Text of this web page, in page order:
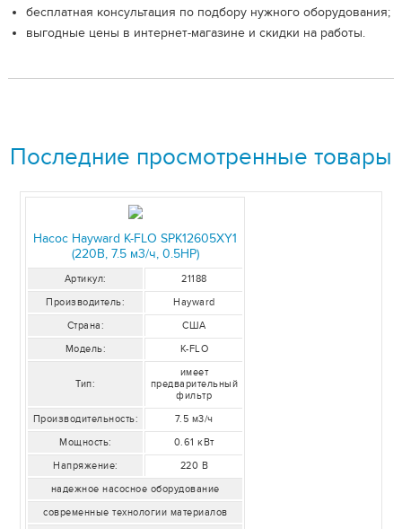
бесплатная консультация по подбору нужного оборудования;
выгодные цены в интернет-магазине и скидки на работы.
Последние просмотренные товары
Насос Hayward K-FLO SPK12605XY1
(220В, 7.5 м3/ч, 0.5НР)
Артикул:
21188
Производитель:
Hayward
Страна:
США
Модель:
K-FLO
Тип:
имеет
предварительный
фильтр
Производительность:
7.5 м3/ч
Мощность:
0.61 кВт
Напряжение:
220 В
надежное насосное оборудование
современные технологии материалов